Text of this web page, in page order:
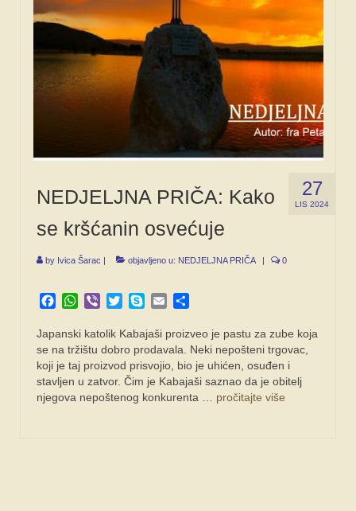
27
LIS 2024
NEDJELJNA PRIČA: Kako
se kršćanin osvećuje
by Ivica Šarac objavljeno u: NEDJELJNA PRIČA 0
Facebook
WhatsApp
Viber TwitterSkypeEmail
Japanski katolik Kabajaši proizveo je pastu za zube koja
se na tržištu dobro prodavala. Neki nepošteni trgovac,
koji je taj proizvod prisvojio, bio je uhićen, osuđen i
stavljen u zatvor. Čim je Kabajaši saznao da je obitelj
njegova nepoštenog konkurenta … pročitajte više